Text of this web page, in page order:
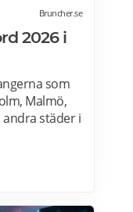
Bruncher.se
2026 i
som
Malmö,
andra städer i
herrgård.
för